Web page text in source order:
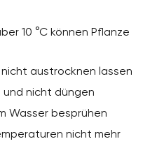
10 °C können Pflanze
austrocknen lassen
nicht düngen
Wasser besprühen
nicht mehr